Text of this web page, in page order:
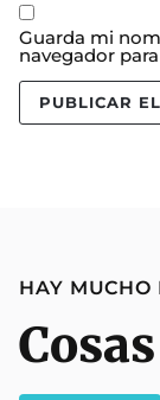
Guarda mi
navegador
HAY MUCHO